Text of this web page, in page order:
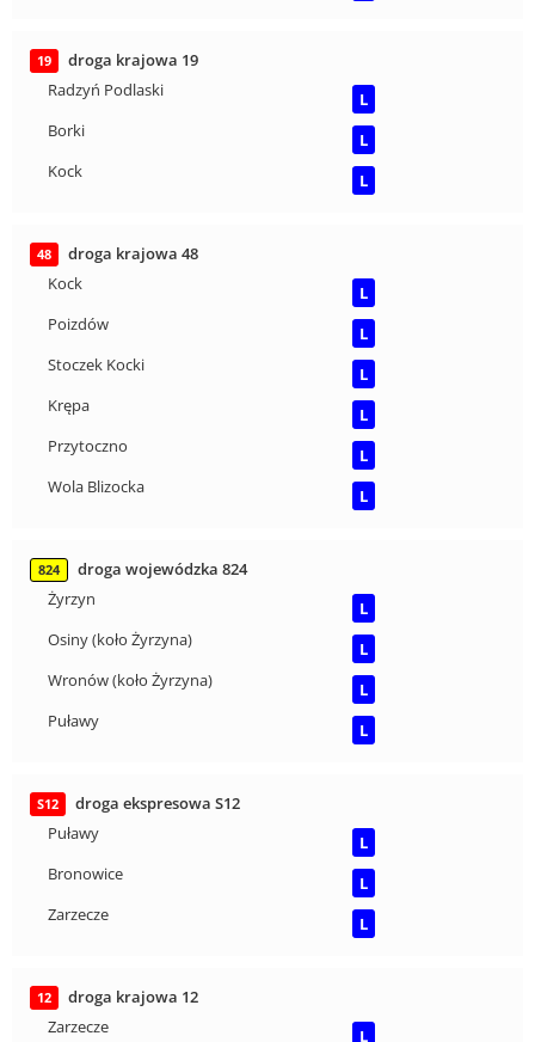
19
droga krajowa 19
Radzyń Podlaski
L
Borki
L
Kock
L
48
droga krajowa 48
Kock
L
Poizdów
L
Stoczek Kocki
L
Krępa
L
Przytoczno
L
Wola Blizocka
L
824
droga wojewódzka 824
Żyrzyn
L
Osiny (koło Żyrzyna)
L
Wronów (koło Żyrzyna)
L
Puławy
L
S12
droga ekspresowa S12
Puławy
L
Bronowice
L
Zarzecze
L
12
droga krajowa 12
Zarzecze
L